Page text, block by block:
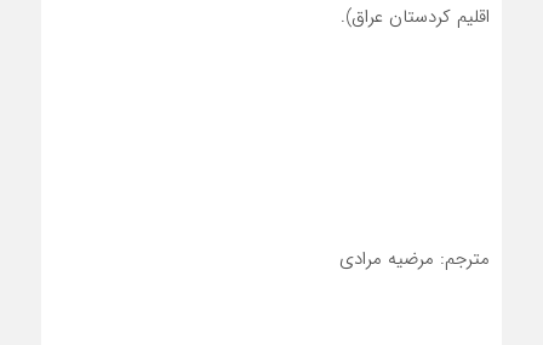
اقلیم کردستان عراق).
مترجم: مرضیه مرادی